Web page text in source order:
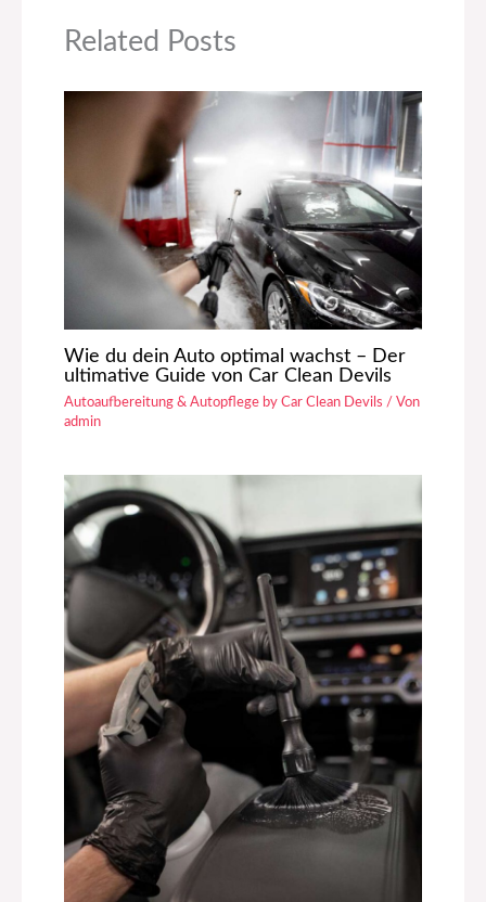
Related Posts
Wie du dein Auto optimal wachst – Der
ultimative Guide von Car Clean Devils
Autoaufbereitung & Autopflege by Car Clean Devils / Von
admin